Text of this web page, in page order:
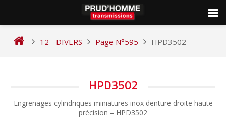
12 - DIVERS Page N°595 HPD3502
HPD3502
Engrenages cylindriques miniatures inox denture droite haute
précision – HPD3502
DE